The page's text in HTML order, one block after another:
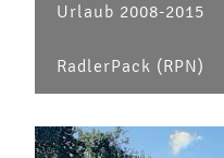
Urlaub 2008-2015
RadlerPack (RPN)